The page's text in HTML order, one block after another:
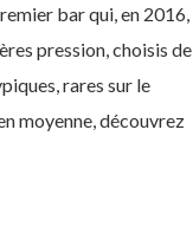
bar qui, en 2016,
pression, choisis de
rares sur le
moyenne, découvrez